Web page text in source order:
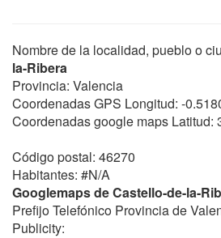
Nombre de la localidad, pueblo o
la-Ribera
Provincia: Valencia
Coordenadas GPS Longitud: -
Coordenadas google maps Latitud:
Código postal: 46270
Habitantes: #N/A
Googlemaps de Castello-de-la-
Prefijo Telefónico Provincia de
Publicity: